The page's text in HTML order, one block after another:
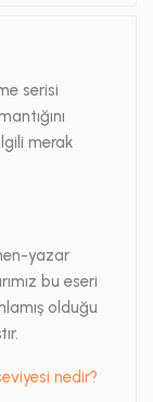
serisi
merak
yazar
bu eseri
olduğu
nedir?